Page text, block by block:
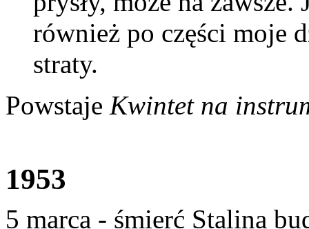
również po części moje
straty.
Powstaje Kwintet na
1953
5 marca - śmierć Stalina